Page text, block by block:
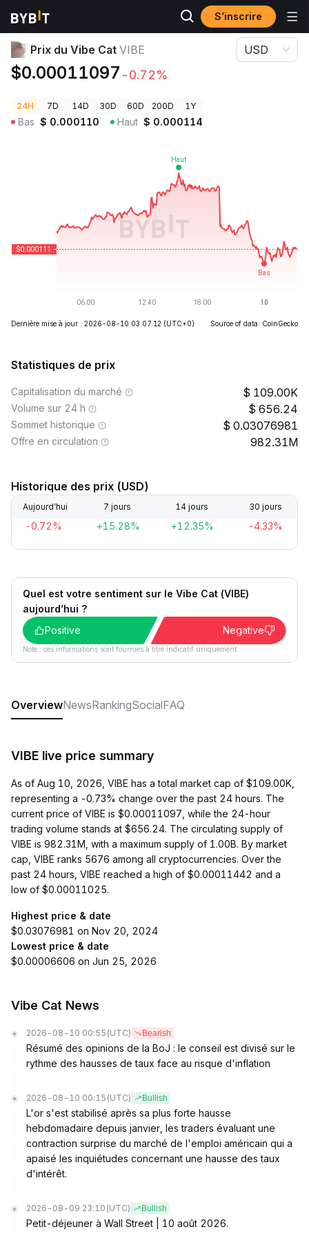
S’inscrire
Prix des cryptos
Prix du Vibe Cat VIBE
$0.00011097 -0.72%
USD
24H 7D 14D 30D 60D 200D 1Y
Bas $ 0.000110 Haut $ 0.000114
Dernière mise à jour : 2026-08-10 03:07:12 (UTC+0) Source of data: CoinGecko
Statistiques de prix
Capitalisation du marché 109.00K
Volume sur 24 h 656.24
Sommet historique 0.03076981
Offre en circulation 982.31M
Historique des prix (USD)
Aujourd’hui 7 jours 14 jours 30 jours
-0.72% +15.28% +12.35% -4.33%
Quel est votre sentiment sur le Vibe Cat (VIBE)
aujourd’hui ?
Positive
Negative
Note : ces informations sont fournies à titre indicatif uniquement.
OverviewNewsRankingSocialFAQ
VIBE live price summary
As of Aug 10, 2026, VIBE has a total market cap of $109.00K,
representing a -0.73% change over the past 24 hours. The
current price of VIBE is $0.00011097, while the 24-hour
trading volume stands at $656.24. The circulating supply of
VIBE is 982.31M, with a maximum supply of 1.00B. By market
cap, VIBE ranks 5676 among all cryptocurrencies. Over the
past 24 hours, VIBE reached a high of $0.00011442 and a
low of $0.00011025.
Highest price & date
$0.03076981 on Nov 20, 2024
Lowest price & date
$0.00006606 on Jun 25, 2026
Vibe Cat News
2026-08-10 00:55 (UTC) Bearish
Résumé des opinions de la BoJ : le conseil est divisé sur le
rythme des hausses de taux face au risque d'inflation
2026-08-10 00:15 (UTC) Bullish
L'or s'est stabilisé après sa plus forte hausse
hebdomadaire depuis janvier, les traders évaluant une
contraction surprise du marché de l'emploi américain qui a
apaisé les inquiétudes concernant une hausse des taux
d'intérêt.
2026-08-09 23:10 (UTC) Bullish
Petit-déjeuner à Wall Street | 10 août 2026.